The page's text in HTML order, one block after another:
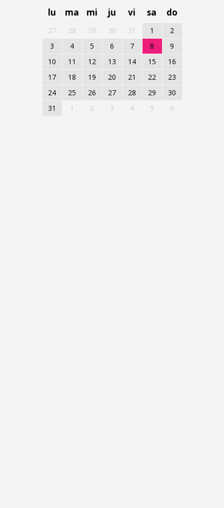
lu
ma mi ju vi sa do
27 28 29 30 31 1
2
3
4 5 6 7 8
9
10
11 12 13 14 15
16
17
18 19 20 21 22
23
24
25 26 27 28 29
30
31
1 2 3 4 5 6